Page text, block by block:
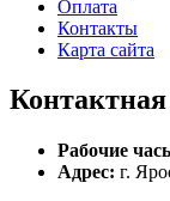
Оплата
Контакты
Карта сайта
Контактная
Рабочие
Адрес: г.